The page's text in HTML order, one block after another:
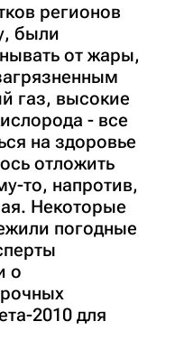
регионов
были
от жары,
газ, высокие
- все
на здоровье
отложить
то, напротив,
Некоторые
погодные
о
2010 для